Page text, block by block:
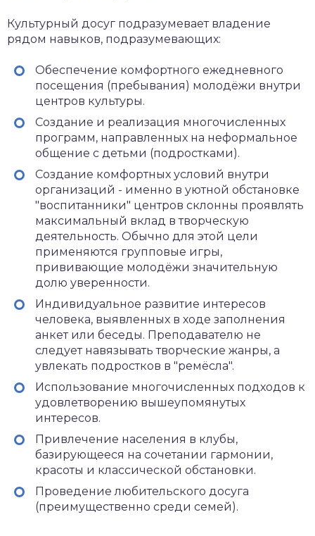
Культурный досуг подразумевает владение
рядом навыков, подразумевающих:
Обеспечение комфортного ежедневного
посещения (пребывания) молодёжи внутри
центров культуры.
Создание и реализация многочисленных
программ, направленных на неформальное
общение с детьми (подростками).
Создание комфортных условий внутри
организаций - именно в уютной обстановке
"воспитанники" центров склонны проявлять
максимальный вклад в творческую
деятельность. Обычно для этой цели
применяются групповые игры,
прививающие молодёжи значительную
долю уверенности.
Индивидуальное развитие интересов
человека, выявленных в ходе заполнения
анкет или беседы. Преподавателю не
следует навязывать творческие жанры, а
увлекать подростков в "ремёсла".
Использование многочисленных подходов к
удовлетворению вышеупомянутых
интересов.
Привлечение населения в клубы,
базирующееся на сочетании гармонии,
красоты и классической обстановки.
Проведение любительского досуга
(преимущественно среди семей).